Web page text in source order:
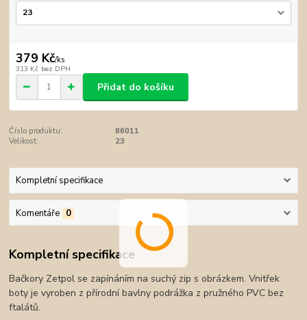
379 Kč/ks
313 Kč bez DPH
Přidat do košíku
Číslo produktu:
86011
Velikost:
23
Kompletní specifikace
Komentáře 0
Kompletní specifikace
Bačkory Zetpol se zapínáním na suchý zip s obrázkem. Vnitřek
boty je vyroben z přírodní bavlny podrážka z pružného PVC bez
ftalátů.